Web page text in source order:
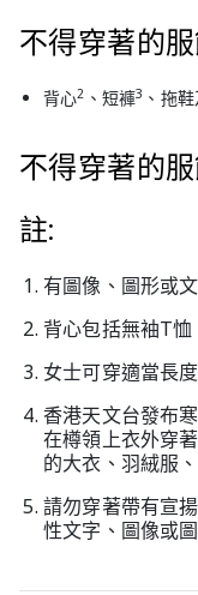
不得穿著的
背心2 、短褲3 、拖
不得穿著的
註:
有圖像、圖形或
背心包括無袖T恤
女士可穿適當長
香港天文台發布
在樽領上衣外穿
的大衣、羽絨服
請勿穿著帶有宣
性文字、圖像或